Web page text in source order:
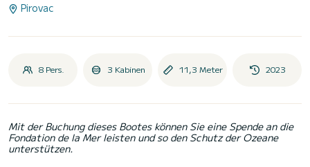
Pirovac
8 Pers. 3 Kabinen 11,3 Meter 2023
Mit der Buchung dieses Bootes können Sie eine Spende an die
Fondation de la Mer leisten und so den Schutz der Ozeane
unterstützen.